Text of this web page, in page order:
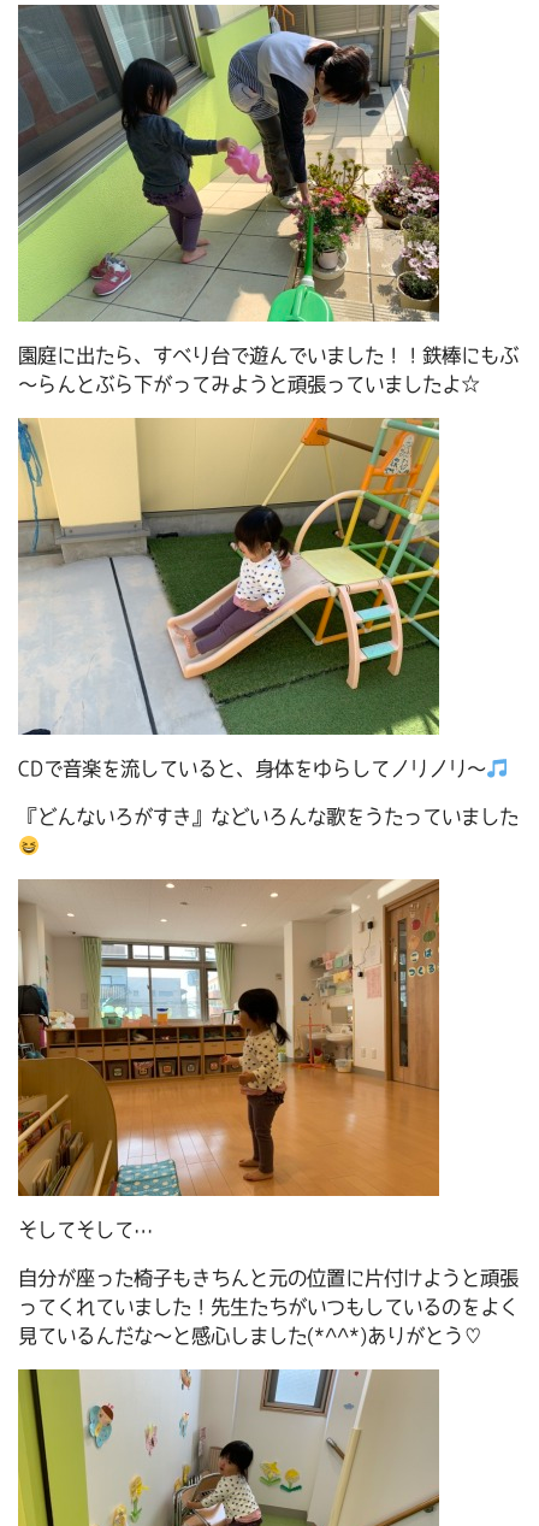
園庭に出たら、すべり台で遊んでいました！！鉄棒にもぶ
～らんとぶら下がってみようと頑張っていましたよ☆
CDで音楽を流していると、身体をゆらしてノリノリ～
『どんないろがすき』などいろんな歌をうたっていました
そしてそして…
自分が座った椅子もきちんと元の位置に片付けようと頑張
ってくれていました！先生たちがいつもしているのをよく
見ているんだな～と感心しました(*^^*)ありがとう♡